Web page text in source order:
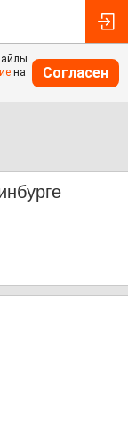
на
Согласен